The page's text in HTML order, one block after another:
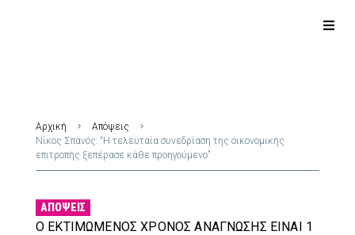
Αρχική
Απόψεις
Νίκος Σπανός: “Η τελευταία συνεδρίαση της οικονομικής
επιτροπής ξεπέρασε κάθε προηγούμενο”
ΑΠΌΨΕΙΣ
Ο ΕΚΤΙΜΏΜΕΝΟΣ ΧΡΌΝΟΣ ΑΝΆΓΝΩΣΗΣ ΕΊΝΑΙ 1